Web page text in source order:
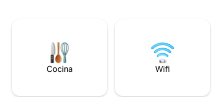
garantizar la seguridad.
privado, seguro y
Cocina Wifi